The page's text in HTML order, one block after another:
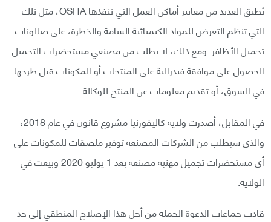
يُطبق العديد من معايير أماكن العمل التي تنفذها OSHA، مثل تلك
التي تنظم التعرض للمواد الكيميائية السامة والخطرة، على صالونات
تجميل الأظافر. ومع ذلك، لا يطلب من مصنعي مستحضرات التجميل
الحصول على موافقة فيدرالية على المنتجات أو المكونات قبل طرحها
في السوق، أو تقديم معلومات عن المنتج للوكالة.
في المقابل، أصدرت ولاية كاليفورنيا مشروع قانون في عام 2018،
والذي سيطلب من الشركات المصنعة توفير ملصقات للمكونات على
أي مستحضرات تجميل مهنية مصنعة بعد 1 يوليو 2020 وبيعت في
الولاية.
قادت جماعات الدعوة الحملة من أجل هذا الإصلاح المنطقي إلى حد